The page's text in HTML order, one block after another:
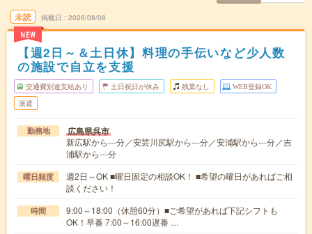
未読
NEW
掲載日 2026/08/08
【週2日～＆土日休】料理の手伝いなど少人数
の施設で自立を支援
交通費別途支給あり 土日祝日が休み 残業なし WEB登録OK
派遣
勤務地 広島県呉市
新広駅から---分／安芸川尻駅から---分／安浦駅から---分／吉
浦駅から---分
曜日頻度
週2日～OK ■曜日固定の相談OK！ ■希望の曜日があればご相
談ください！
時間
9:00～18:00（休憩60分）■ご希望があれば下記シフトも
OK！早番 7:00～16:00遅番 …